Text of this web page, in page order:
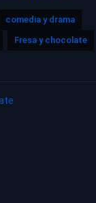
comedia y drama
Fresa y chocolate